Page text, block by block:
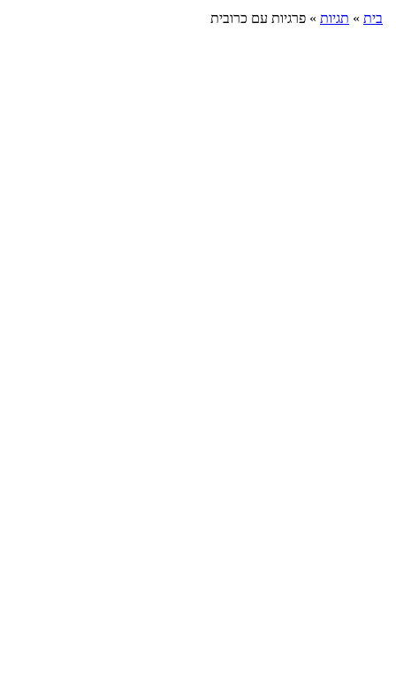
בית » תגיות » פרגיות עם כרובית